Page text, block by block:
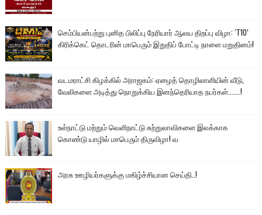
செம்பியன்பற்று புனித பிலிப்பு நேரியார் ஆலய திறப்பு விழா: ‘T10’
கிரிக்கெட் தொடரின் மாபெரும் இறுதிப் போட்டி நாளை மறுதினம்!
வடமராட்சி கிழக்கில் அராஜகம்: ஏழைத் தொழிலாளியின் வீடு,
வேலிகளை அடித்து நொறுக்கிய இனந்தெரியாத நபர்கள்.......!
உள்நாட்டு மற்றும் வெளிநாட்டு சுற்றுலாவிகளை இலக்காக
கொண்டு யாழில் மாபெரும் திருவிழா! வ
அரசு ஊழியர்களுக்கு மகிழ்ச்சியான செய்தி..!